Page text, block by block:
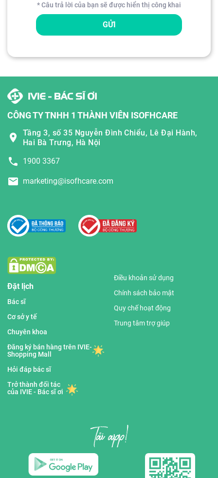
* Câu trả lời của bạn sẽ được hiển thị công khai
GỬI
CÔNG TY TNHH 1 THÀNH VIÊN ISOFHCARE
Tầng 3, số 35 Nguyễn Đình Chiểu, Lê Đại Hành,
Hai Bà Trưng, Hà Nội
1900 3367
marketing@isofhcare.com
Đặt lịch
Bác sĩ
Cơ sở y tế
Chuyên khoa
Đăng ký bán hàng trên IVIE-
Shopping Mall
Hỏi đáp bác sĩ
Trở thành đối tác
của IVIE - Bác sĩ ơi
Điều khoản sử dụng
Chính sách bảo mật
Quy chế hoạt động
Trung tâm trợ giúp